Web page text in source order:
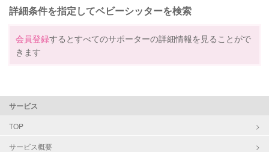
詳細条件を指定してベビーシッターを検索
会員登録するとすべてのサポーターの詳細情報を見ることがで
きます
サービス
TOP
サービス概要